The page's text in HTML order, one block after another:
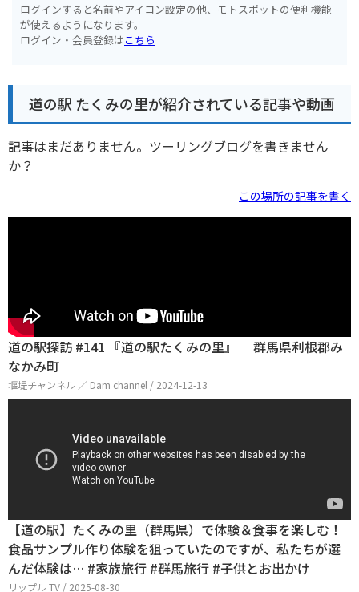
ログインすると名前やアイコン設定の他、モトスポットの便利機能
が使えるようになります。
ログイン・会員登録はこちら
道の駅 たくみの里が紹介されている記事や動画
記事はまだありません。ツーリングブログを書きません
か？
この場所の記事を書く
道の駅探訪 #141 『道の駅たくみの里』 群馬県利根郡み
なかみ町
堰堤チャンネル ／ Dam channel / 2024-12-13
【道の駅】たくみの里（群馬県）で体験＆食事を楽しむ！
食品サンプル作り体験を狙っていたのですが、私たちが選
んだ体験は… #家族旅行 #群馬旅行 #子供とお出かけ
リップル TV / 2025-08-30